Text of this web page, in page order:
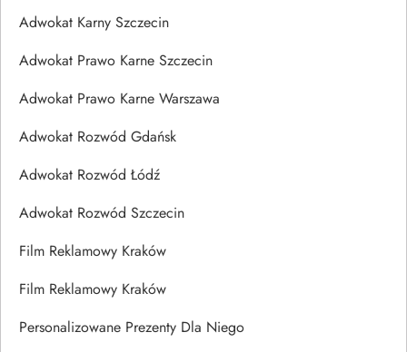
Adwokat Karny Szczecin
Adwokat Prawo Karne Szczecin
Adwokat Prawo Karne Warszawa
Adwokat Rozwód Gdańsk
Adwokat Rozwód Łódź
Adwokat Rozwód Szczecin
Film Reklamowy Kraków
Film Reklamowy Kraków
Personalizowane Prezenty Dla Niego